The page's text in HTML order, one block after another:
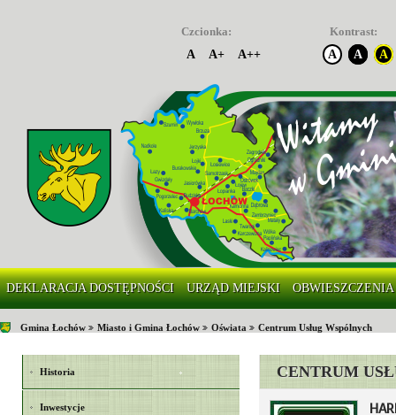
Czcionka:
A
A+ A++
Kontrast:
A
A A
DEKLARACJA DOSTĘPNOŚCI URZĄD MIEJSKI OBWIESZCZENIA
Gmina Łochów Miasto i Gmina Łochów Oświata Centrum Usług Wspólnych
Historia
Inwestycje
CENTRUM